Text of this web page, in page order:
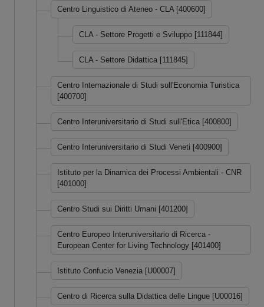
Centro Linguistico di Ateneo - CLA [400600]
CLA - Settore Progetti e Sviluppo [111844]
CLA - Settore Didattica [111845]
Centro Internazionale di Studi sull'Economia Turistica
[400700]
Centro Interuniversitario di Studi sull'Etica [400800]
Centro Interuniversitario di Studi Veneti [400900]
Istituto per la Dinamica dei Processi Ambientali - CNR
[401000]
Centro Studi sui Diritti Umani [401200]
Centro Europeo Interuniversitario di Ricerca -
European Center for Living Technology [401400]
Istituto Confucio Venezia [U00007]
Centro di Ricerca sulla Didattica delle Lingue [U00016]